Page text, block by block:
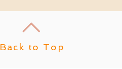
Back to Top